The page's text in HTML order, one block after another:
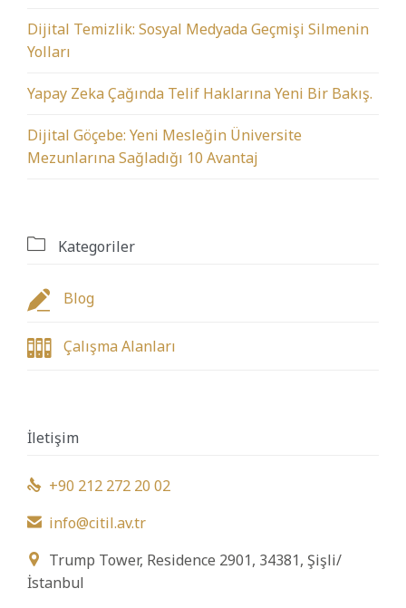
Dijital Temizlik: Sosyal Medyada Geçmişi Silmenin
Yolları
Yapay Zeka Çağında Telif Haklarına Yeni Bir Bakış.
Dijital Göçebe: Yeni Mesleğin Üniversite
Mezunlarına Sağladığı 10 Avantaj
 Kategoriler
 Blog
 Çalışma Alanları
İletişim
 +90 212 272 20 02
 info@citil.av.tr

Trump Tower, Residence 2901, 34381, Şişli/
İstanbul